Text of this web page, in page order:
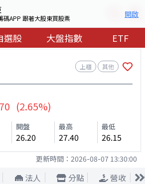
碼APP 跟著大股東買股票 開啟
選股 大盤指數 ETF
上櫃 其他
(2.65%)
開盤
26.20
最高
27.40
最低
26.15
更新時間： 2026-08-07 13:30:00
法人 分點
營收